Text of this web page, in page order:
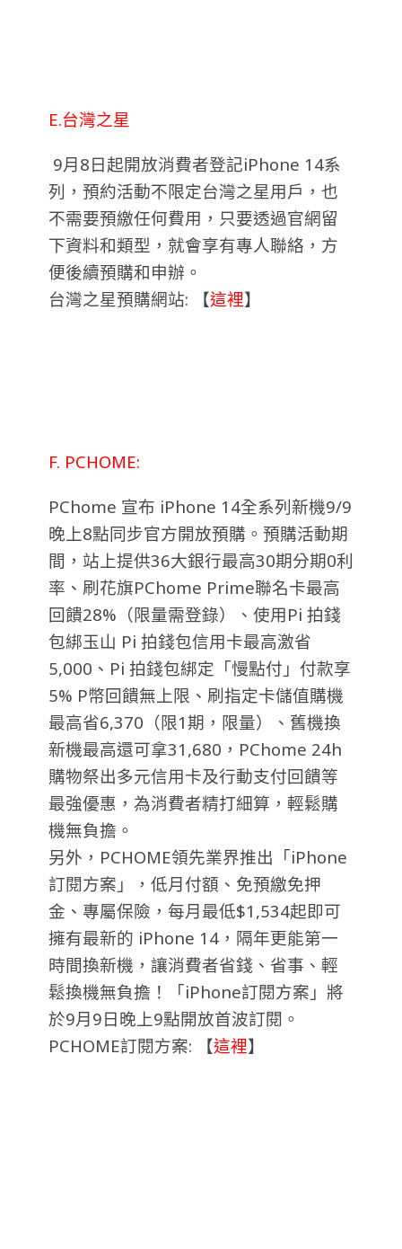
E.台灣之星
9月8日起開放消費者登記iPhone 14系
列，預約活動不限定台灣之星用戶，也
不需要預繳任何費用，只要透過官網留
下資料和類型，就會享有專人聯絡，方
便後續預購和申辦。
台灣之星預購網站: 【這裡】
F. PCHOME:
PChome 宣布 iPhone 14全系列新機9/9
晚上8點同步官方開放預購。預購活動期
間，站上提供36大銀行最高30期分期0利
率、刷花旗PChome Prime聯名卡最高
回饋28%（限量需登錄）、使用Pi 拍錢
包綁玉山 Pi 拍錢包信用卡最高激省
5,000、Pi 拍錢包綁定「慢點付」付款享
5% P幣回饋無上限、刷指定卡儲值購機
最高省6,370（限1期，限量）、舊機換
新機最高還可拿31,680，PChome 24h
購物祭出多元信用卡及行動支付回饋等
最強優惠，為消費者精打細算，輕鬆購
機無負擔。
另外，PCHOME領先業界推出「iPhone
訂閱方案」，低月付額、免預繳免押
金、專屬保險，每月最低$1,534起即可
擁有最新的 iPhone 14，隔年更能第一
時間換新機，讓消費者省錢、省事、輕
鬆換機無負擔！「iPhone訂閱方案」將
於9月9日晚上9點開放首波訂閱。
PCHOME訂閱方案: 【這裡】